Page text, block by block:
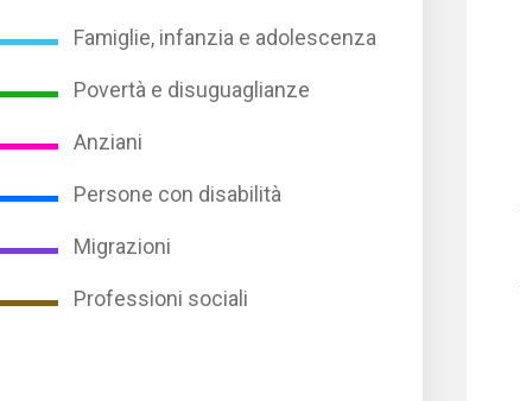
Famiglie, infanzia e adolescenza
Povertà e disuguaglianze
Anziani
Persone con disabilità
Migrazioni
Professioni sociali